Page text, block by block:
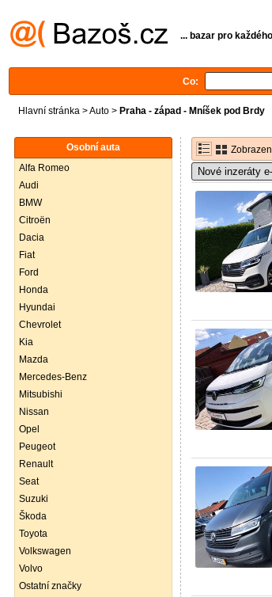
... bazar pro každého
Co:
Hlavní stránka >Auto > Praha - západ - Mníšek pod Brdy
Osobní auta
Alfa Romeo
Audi
BMW
Citroën
Dacia
Fiat
Ford
Honda
Hyundai
Chevrolet
Kia
Mazda
Mercedes-Benz
Mitsubishi
Nissan
Opel
Peugeot
Renault
Seat
Suzuki
Škoda
Toyota
Volkswagen
Volvo
Ostatní značky
Nové inzeráty